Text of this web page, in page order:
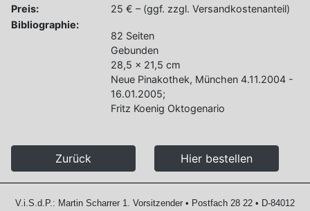
Preis:
25 € – (ggf. zzgl. Versandkostenanteil)
Bibliographie:
82 Seiten
Gebunden
28,5 x 21,5 cm
Neue Pinakothek, München 4.11.2004 -
16.01.2005;
Fritz Koenig Oktogenario
Zurück Hier bestellen
V.i.S.d.P.: Martin Scharrer 1. Vorsitzender • Postfach 28 22 • D-84012